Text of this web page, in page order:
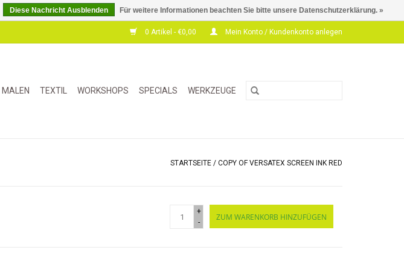
0 Artikel - €0,00 Mein Konto / Kundenkonto anlegen
MALEN TEXTIL WORKSHOPS SPECIALS WERKZEUGE
STARTSEITE / COPY OF VERSATEX SCREEN INK RED
+
-
ZUM WARENKORB HINZUFÜGEN
Diese Nachricht Ausblenden Für weitere Informationen beachten Sie bitte unsere Datenschutzerklärung. »